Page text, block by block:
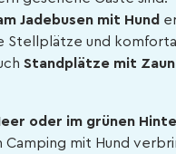
Jadebusen mit Hund
Stellplätze und
Standplätze mit Zaun
oder im grünen
Camping mit Hund